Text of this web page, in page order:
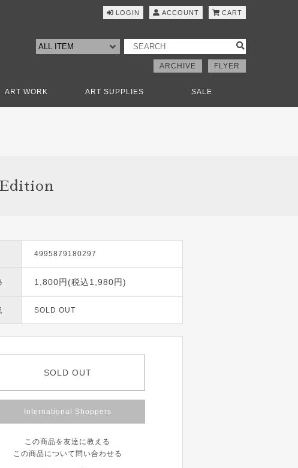
LOGIN ACCOUNT CART
ARCHIVE FLYER
ART WORK ART SUPPLIES SALE
4995879180297
1,800円(税込1,980円)
SOLD OUT
SOLD OUT
International Shoppers
この商品を友達に教える
この商品について問い合わせる